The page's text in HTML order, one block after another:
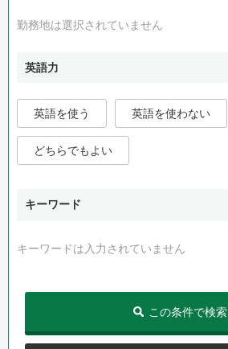
勤務地は選択されていません
英語力
英語を使う 英語を使わない
どちらでもよい
キーワード
キーワードは入力されていません
この条件で検索